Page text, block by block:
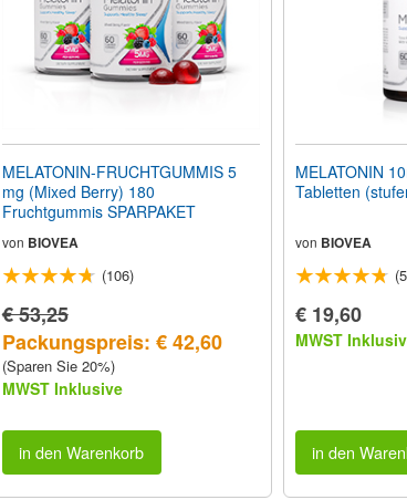
MELATONIN-FRUCHTGUMMIS 5
mg (Mixed Berry) 180
Fruchtgummis SPARPAKET
von BIOVEA
(106)
€ 53,25
Packungspreis: € 42,60
(Sparen Sie 20%)
MWST Inklusive
in den Warenkorb
MELATONIN
Tabletten
von BIOVEA
€ 19,60
MWST
in den